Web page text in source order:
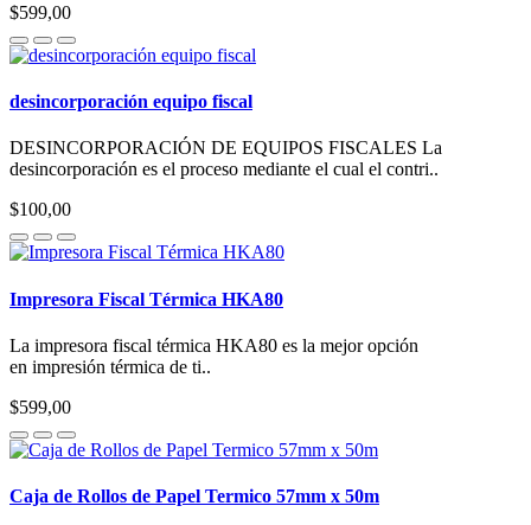
$599,00
desincorporación equipo fiscal
DESINCORPORACIÓN DE EQUIPOS FISCALES La
desincorporación es el proceso mediante el cual el contri..
$100,00
Impresora Fiscal Térmica HKA80
La impresora fiscal térmica HKA80 es la mejor opción
en impresión térmica de ti..
$599,00
Caja de Rollos de Papel Termico 57mm x 50m